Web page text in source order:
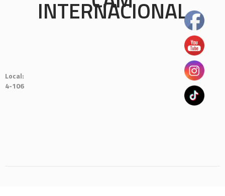
INTERNACIONAL
Local:
4-106